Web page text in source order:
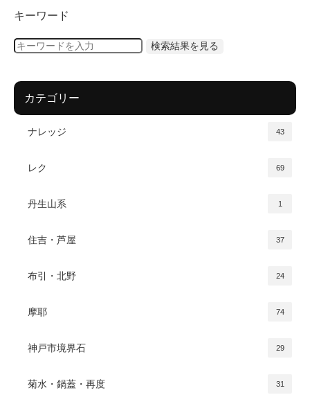
キーワード
カテゴリー
ナレッジ 43
レク 69
丹生山系 1
住吉・芦屋 37
布引・北野 24
摩耶 74
神戸市境界石 29
菊水・鍋蓋・再度 31